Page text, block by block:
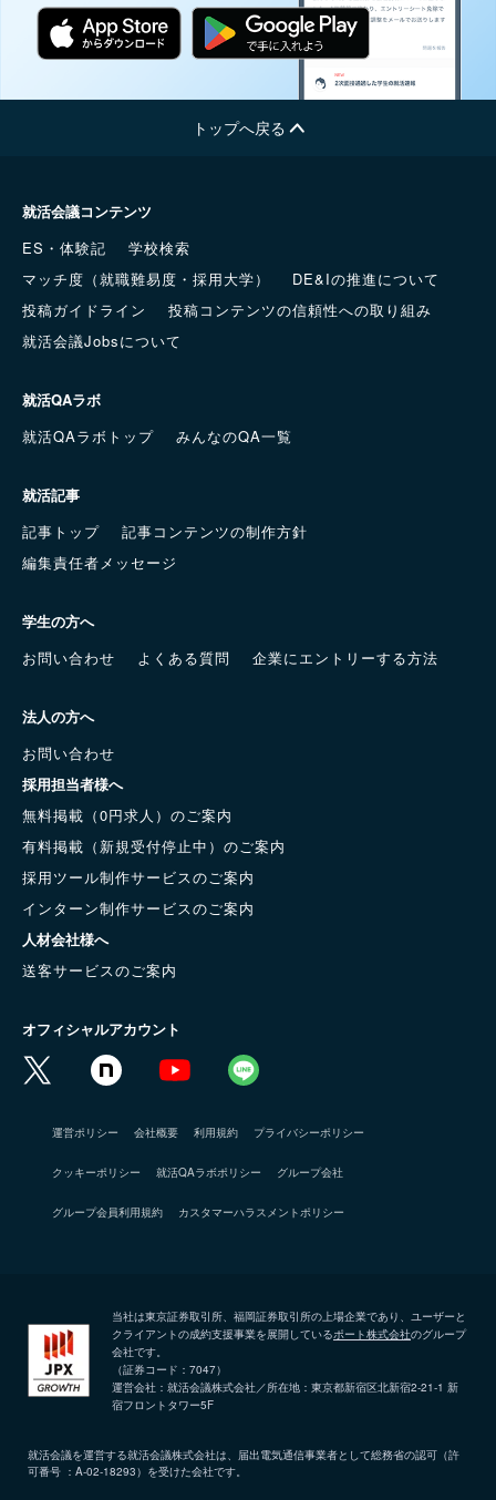
トップへ戻る
就活会議コンテンツ
ES・体験記
学校検索
マッチ度（就職難易度・採用大学）
DE&Iの推進について
投稿ガイドライン
投稿コンテンツの信頼性への取り組み
就活会議Jobsについて
就活QAラボ
就活QAラボトップ
みんなのQA一覧
就活記事
記事トップ
記事コンテンツの制作方針
編集責任者メッセージ
学生の方へ
お問い合わせ
よくある質問 企業にエントリーする方法
法人の方へ
お問い合わせ
採用担当者様へ
無料掲載（0円求人）のご案内
有料掲載（新規受付停止中）のご案内
採用ツール制作サービスのご案内
インターン制作サービスのご案内
人材会社様へ
送客サービスのご案内
オフィシャルアカウント
運営ポリシー 会社概要 利用規約 プライバシーポリシー
クッキーポリシー 就活QAラボポリシー グループ会社
グループ会員利用規約 カスタマーハラスメントポリシー
当社は東京証券取引所、福岡証券取引所の上場企業であり、ユーザーと
クライアントの成約支援事業を展開しているポート株式会社のグループ
会社です。
（証券コード：7047）
運営会社：就活会議株式会社／所在地：東京都新宿区北新宿2-21-1 新
宿フロントタワー5F
就活会議を運営する就活会議株式会社は、届出電気通信事業者として総務省の認可（許
可番号 ：A-02-18293）を受けた会社です。